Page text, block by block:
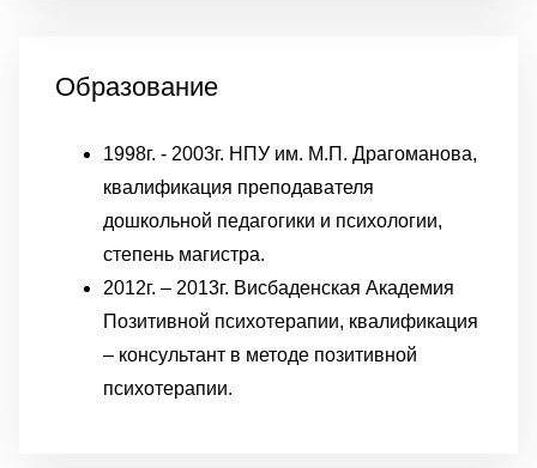
Образование
1998г. - 2003г. НПУ им. М.П. Драгоманова,
квалификация преподавателя
дошкольной педагогики и психологии,
степень магистра.
2012г. – 2013г. Висбаденская Академия
Позитивной психотерапии, квалификация
– консультант в методе позитивной
психотерапии.